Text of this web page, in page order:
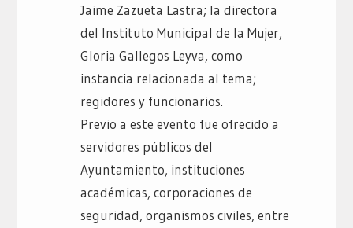
Jaime Zazueta Lastra; la directora
del Instituto Municipal de la Mujer,
Gloria Gallegos Leyva, como
instancia relacionada al tema;
regidores y funcionarios.
Previo a este evento fue ofrecido a
servidores públicos del
Ayuntamiento, instituciones
académicas, corporaciones de
seguridad, organismos civiles, entre